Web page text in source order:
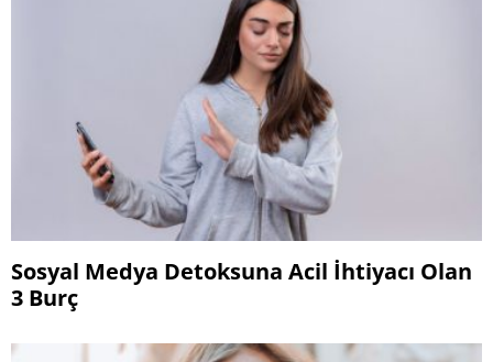
Sosyal Medya Detoksuna Acil İhtiyacı Olan
3 Burç